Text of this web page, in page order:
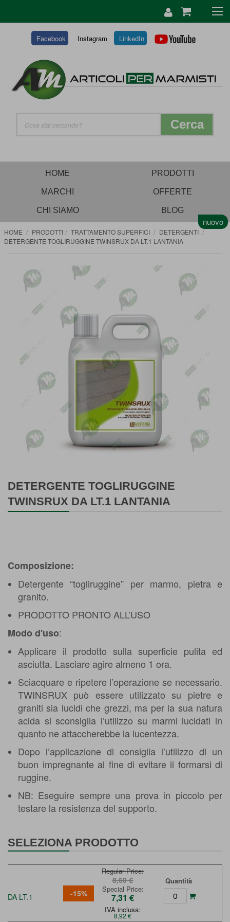
Facebook Instagram LinkedIn
CONTENUTO
Cerca
HOME PRODOTTI
MARCHI OFFERTE
CHI SIAMO BLOG
HOME PRODOTTI TRATTAMENTO SUPERFICI
DETERGENTI
DETERGENTE TOGLIRUGGINE TWINSRUX DA LT.1 LANTANIA
DETERGENTE TOGLIRUGGINE
TWINSRUX DA LT.1 LANTANIA
all'inizio
galleria
Composizione:
Detergente “togliruggine” per marmo, pietra e
granito.
PRODOTTO PRONTO ALL’USO
Modo d'uso:
Applicare il prodotto sulla superficie pulita ed
asciutta. Lasciare agire almeno 1 ora.
Sciacquare e ripetere l’operazione se necessario.
TWINSRUX può essere utilizzato su pietre e
graniti sia lucidi che grezzi, ma per la sua natura
acida si sconsiglia l’utilizzo su marmi lucidati in
quanto ne attaccherebbe la lucentezza.
Dopo l’applicazione di consiglia l’utilizzo di un
buon impregnante al fine di evitare il formarsi di
ruggine.
NB: Eseguire sempre una prova in piccolo per
testare la resistenza del supporto.
SELEZIONA PRODOTTO
DA LT.1 -15%
Regular Price
8,60 €
Special Price
7,31 €
IVA inclusa:
8,92 €
Quantità